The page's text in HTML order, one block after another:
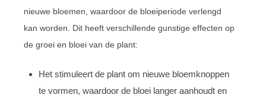
nieuwe bloemen, waardoor de bloeiperiode verlengd
kan worden. Dit heeft verschillende gunstige effecten op
de groei en bloei van de plant:
Het stimuleert de plant om nieuwe bloemknoppen
te vormen, waardoor de bloei langer aanhoudt en